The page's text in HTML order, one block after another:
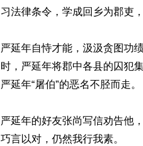
习法律条令，学成回乡为郡吏
严延年自恃才能，汲汲贪图功
时，严延年将郡中各县的囚犯
严延年“屠伯”的恶名不胫而走。
严延年的好友张尚写信劝告他
巧言以对，仍然我行我素。